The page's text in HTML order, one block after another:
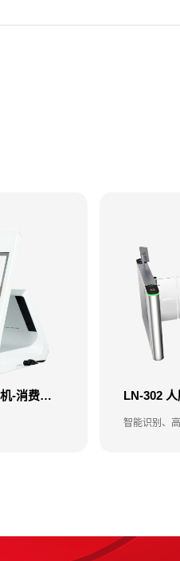
LN-506CA 人脸消费机-消费机-售饭机
智能识别、